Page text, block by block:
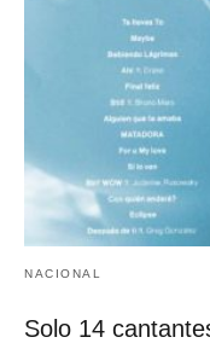
NACIONAL
Solo 14